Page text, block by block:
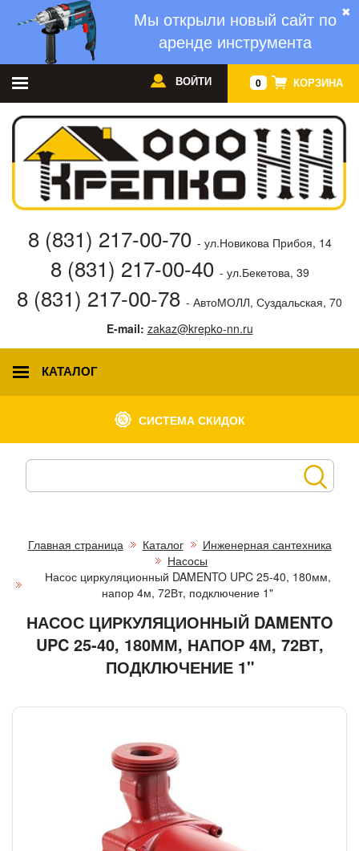
✖
Мы открыли новый сайт по
аренде инструмента
0 КОРЗИНА
ВОЙТИ
8 (831) 217-00-70 - ул.Новикова Прибоя, 14
8 (831) 217-00-40 - ул.Бекетова, 39
8 (831) 217-00-78 - АвтоМОЛЛ, Суздальская, 70
E-mail: zakaz@krepko-nn.ru
КАТАЛОГ
СИСТЕМА СКИДОК
Главная страница Каталог
Инженерная сантехника
Насосы
Насос циркуляционный DAMENTO UPC 25-40, 180мм,
напор 4м, 72Вт, подключение 1"
НАСОС ЦИРКУЛЯЦИОННЫЙ DAMENTO
UPC 25-40, 180ММ, НАПОР 4М, 72ВТ,
ПОДКЛЮЧЕНИЕ 1"